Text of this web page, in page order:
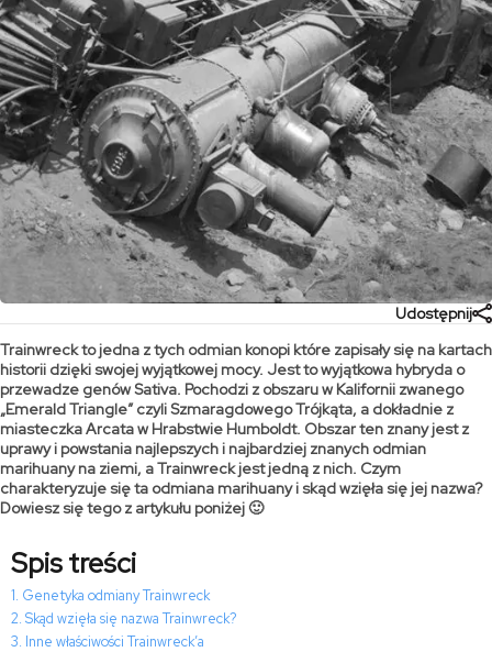
Udostępnij
Trainwreck to jedna z tych odmian konopi które zapisały się na kartach
historii dzięki swojej wyjątkowej mocy. Jest to wyjątkowa hybryda o
przewadze genów Sativa. Pochodzi z obszaru w Kalifornii zwanego
„Emerald Triangle” czyli Szmaragdowego Trójkąta, a dokładnie z
miasteczka Arcata w Hrabstwie Humboldt. Obszar ten znany jest z
uprawy i powstania najlepszych i najbardziej znanych odmian
marihuany na ziemi, a Trainwreck jest jedną z nich. Czym
charakteryzuje się ta odmiana marihuany i skąd wzięła się jej nazwa?
Dowiesz się tego z artykułu poniżej 🙂
Spis treści
Genetyka odmiany Trainwreck
Skąd wzięła się nazwa Trainwreck?
Inne właściwości Trainwreck’a